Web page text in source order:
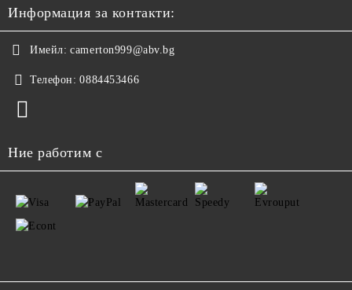
Информация за контакти:
Имейл: camerton999@abv.bg
Телефон: 0884453466
Ние работим с